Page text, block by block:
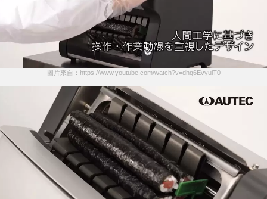
圖片來自：https://www.youtube.com/watch?v=dhq6EvyulT0